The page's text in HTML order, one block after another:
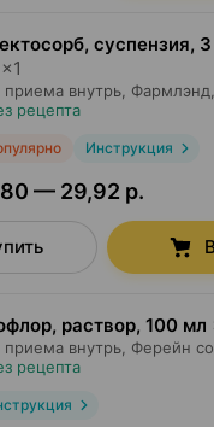
суспензия,
×1
приема внутрь, Фармлэнд
рецепта
Инструкция
— 29,92 р.
раствор, 100 мл
приема внутрь, Ферейн
рецепта